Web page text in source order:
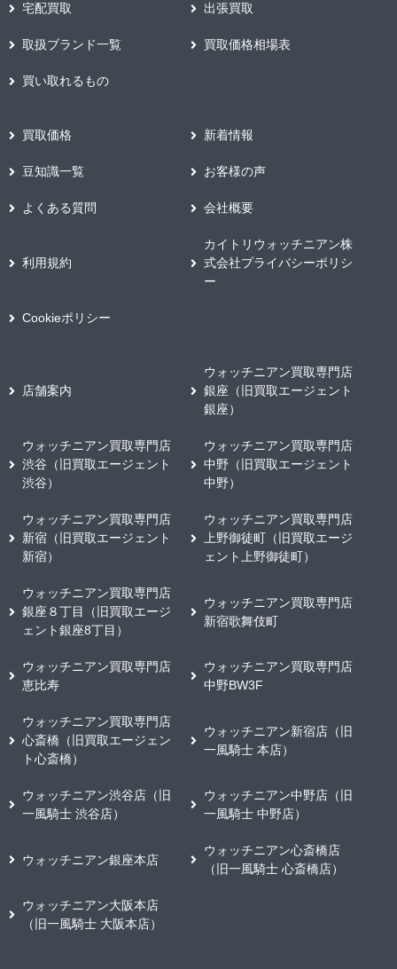
宅配買取 出張買取
取扱ブランド一覧 買取価格相場表
買い取れるもの
買取価格 新着情報
豆知識一覧 お客様の声
よくある質問 会社概要
利用規約
カイトリウォッチニアン株
式会社プライバシーポリシ
ー
Cookieポリシー
店舗案内
ウォッチニアン買取専門店
銀座（旧買取エージェント
銀座）
ウォッチニアン買取専門店
渋谷（旧買取エージェント
渋谷）
ウォッチニアン買取専門店
中野（旧買取エージェント
中野）
ウォッチニアン買取専門店
新宿（旧買取エージェント
新宿）
ウォッチニアン買取専門店
上野御徒町（旧買取エージ
ェント上野御徒町）
ウォッチニアン買取専門店
銀座８丁目（旧買取エージ
ェント銀座8丁目）
ウォッチニアン買取専門店
新宿歌舞伎町
ウォッチニアン買取専門店
恵比寿
ウォッチニアン買取専門店
中野BW3F
ウォッチニアン買取専門店
心斎橋（旧買取エージェン
ト心斎橋）
ウォッチニアン新宿店（旧
一風騎士 本店）
ウォッチニアン渋谷店（旧
一風騎士 渋谷店）
ウォッチニアン中野店（旧
一風騎士 中野店）
ウォッチニアン銀座本店
ウォッチニアン心斎橋店
（旧一風騎士 心斎橋店）
ウォッチニアン大阪本店
（旧一風騎士 大阪本店）